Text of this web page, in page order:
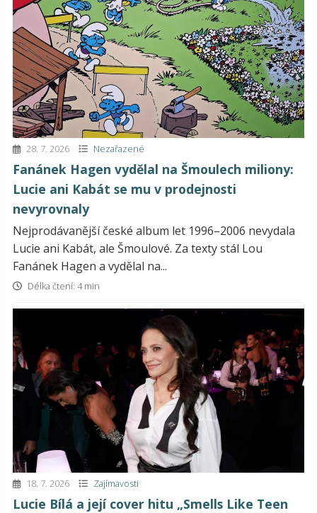
28. 7. 2026 Nezařazené
Fanánek Hagen vydělal na Šmoulech miliony:
Lucie ani Kabát se mu v prodejnosti
nevyrovnaly
Nejprodávanější české album let 1996–2006 nevydala
Lucie ani Kabát, ale Šmoulové. Za texty stál Lou
Fanánek Hagen a vydělal na...
Délka čtení: 4 min
18. 7. 2026 Zajímavosti
Lucie Bílá a její cover hitu „Smells Like Teen